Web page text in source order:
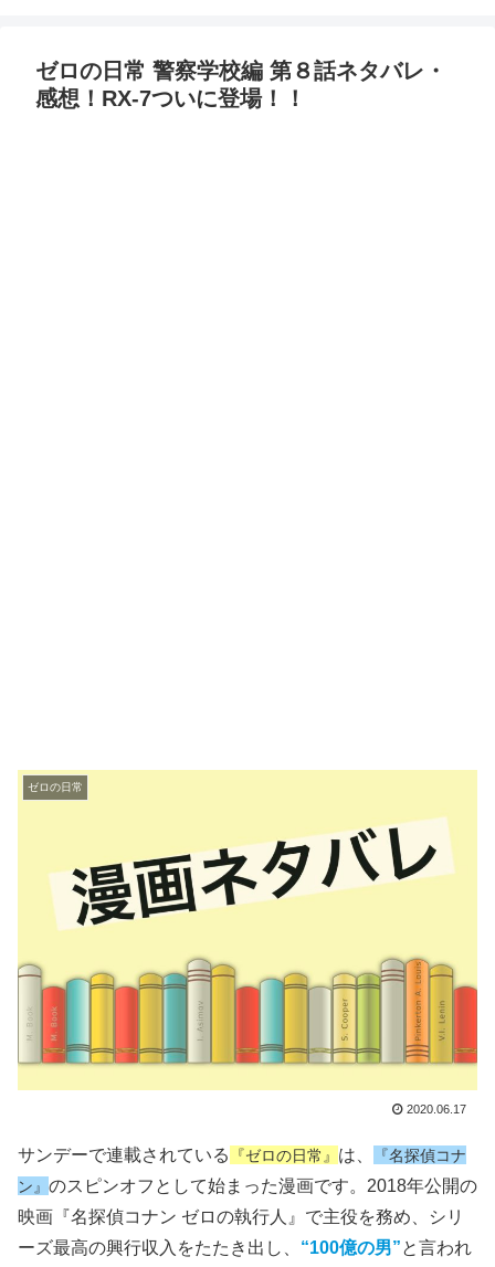
ゼロの日常 警察学校編 第８話ネタバレ・
感想！RX-7ついに登場！！
ゼロの日常
2020.06.17
サンデーで連載されている 『ゼロの日常』 は、
『名探偵コナ
ン』 のスピンオフとして始まった漫画です。2018年公開の
映画『名探偵コナン ゼロの執行人』で主役を務め、シリ
ーズ最高の興行収入をたたき出し、 “100億の男”と言われ